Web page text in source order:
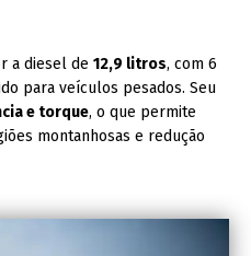
a diesel de12,9 litros, com 6
para veículos pesados. Seu
e torque, o que permite
montanhosas e redução